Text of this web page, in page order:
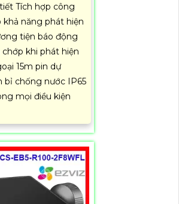
Tích hợp công
năng phát hiện
tiện báo động
khi phát hiện
15m pin dự
bỉ chống nước IP65
mọi điều kiện